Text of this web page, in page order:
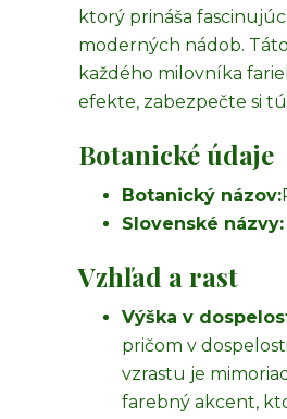
ktorý prináša
moderných nádob.
každého milovníka
efekte, zabezpečte si
Botanické údaje
Botanický názov:
Slovenské názvy:
Vzhľad a rast
Výška v
pričom v
vzrastu je
farebný akcent,